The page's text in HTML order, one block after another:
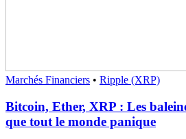
Marchés Financiers • Ripple (XRP)
Bitcoin, Ether, XRP : Les
que tout le monde panique